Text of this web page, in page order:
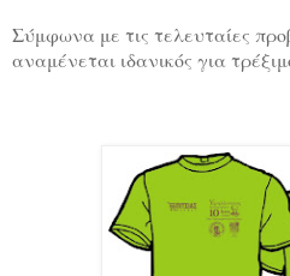
Σύμφωνα με τις τελευταίες
αναμένεται ιδανικός για